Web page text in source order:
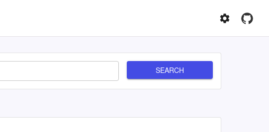
SEARCH